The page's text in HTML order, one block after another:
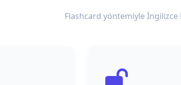
Flashcard yöntemiyle